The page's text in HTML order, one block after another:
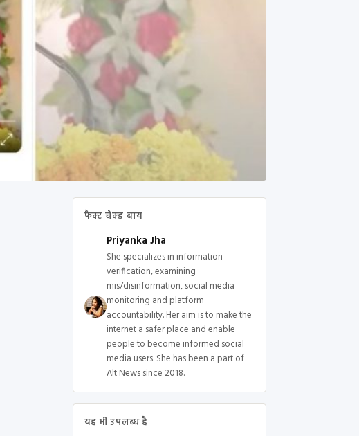
फैक्ट चेक्ड बाय
Priyanka Jha
She specializes in information
verification, examining
mis/disinformation, social media
monitoring and platform
accountability. Her aim is to make the
internet a safer place and enable
people to become informed social
media users. She has been a part of
Alt News since 2018.
यह भी उपलब्ध है